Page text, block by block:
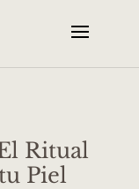
Ritual
Piel